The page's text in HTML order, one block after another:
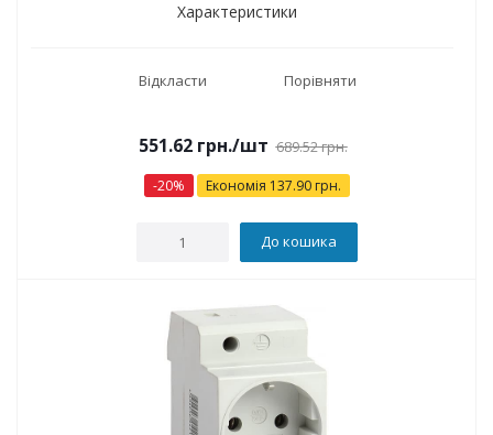
Характеристики
Відкласти Порівняти
551.62грн./шт 689.52грн.
-20% Економія 137.90грн.
До кошика